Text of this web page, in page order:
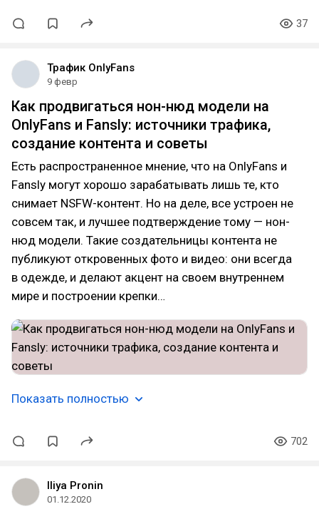
37
Трафик OnlyFans
9 февр
Как продвигаться нон-нюд модели на
OnlyFans и Fansly: источники трафика,
создание контента и советы
Есть распространенное мнение, что на OnlyFans и
Fansly могут хорошо зарабатывать лишь те, кто
снимает NSFW-контент. Но на деле, все устроен не
совсем так, и лучшее подтверждение тому — нон-
нюд модели. Такие создательницы контента не
публикуют откровенных фото и видео: они всегда
в одежде, и делают акцент на своем внутреннем
мире и построении крепки…
Показать полностью
702
Iliya Pronin
01.12.2020